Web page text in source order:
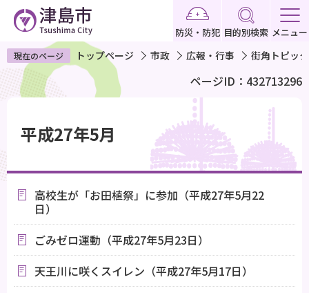
ペ
ー
ジ
で
す
防災・防犯 目的別検索 メニュー
現在のページ トップページ 市政 広報・行事 街角トピッ
ページID：432713296
平成27年5月
高校生が「お田植祭」に参加（平成27年5月22
日）
ごみゼロ運動（平成27年5月23日）
天王川に咲くスイレン（平成27年5月17日）